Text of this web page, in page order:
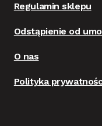
Regulamin sklepu
Odstąpienie od
O nas
Polityka